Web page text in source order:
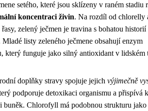
setého, které jsou sklízeny v raném stadiu
koncentraci živin. Na rozdíl od chlorelly
zelený ječmen je travina s bohatou
listy zeleného ječmene obsahují enzym
který funguje jako silný antioxidant v lidském
doplňky stravy spojuje jejich výjimečně
podporuje detoxikaci organismu a přispívá k
buněk. Chlorofyll má podobnou strukturu jako